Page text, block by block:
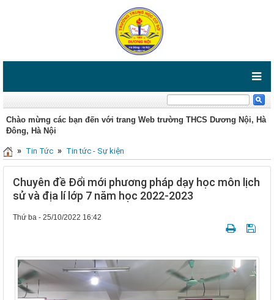
Chào mừng các bạn đến với trang Web trường THCS Dương Nội, Hà
Đông, Hà Nội
» Tin Tức » Tin tức - Sự kiện
Chuyên đề Đổi mới phương pháp dạy học môn lịch
sử và địa lí lớp 7 năm học 2022-2023
Thứ ba - 25/10/2022 16:42